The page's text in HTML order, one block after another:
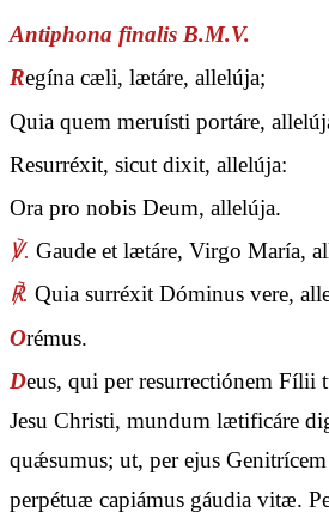
Antiphona finalis B.M.V.
Regína cæli, lætáre, allelúja;
Quia quem meruísti portáre,
Resurréxit, sicut dixit, allelúja:
Ora pro nobis Deum, allelúja.
℣. Gaude et lætáre, Virgo María,
℟. Quia surréxit Dóminus vere,
Orémus.
Deus, qui per resurrectiónem
Jesu Christi, mundum lætificáre
quǽsumus; ut, per ejus
perpétuæ capiámus gáudia vitæ.